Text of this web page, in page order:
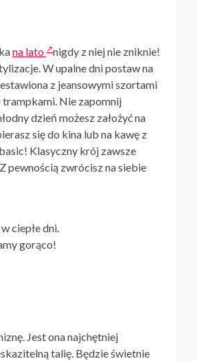
na lato nigdy z niej nie zniknie!
W upalnedni postaw na
z jeansowymi szortami
trampkami. Nie zapomnij
dzień możesz założyć na
się do kina lub na kawę z
Klasyczny krój zawsze
pewnością zwrócisz na siebie
ciepłe dni.
gorąco!
Jest ona najchętniej
talię. Będzie świetnie